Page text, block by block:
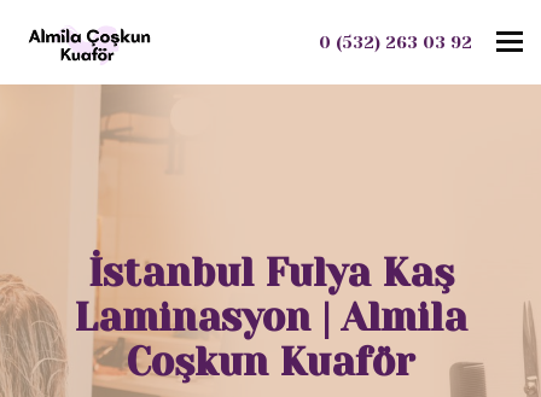
0 (532) 263 03 92
İstanbul Fulya Kaş
Laminasyon | Almila
Coşkun Kuaför